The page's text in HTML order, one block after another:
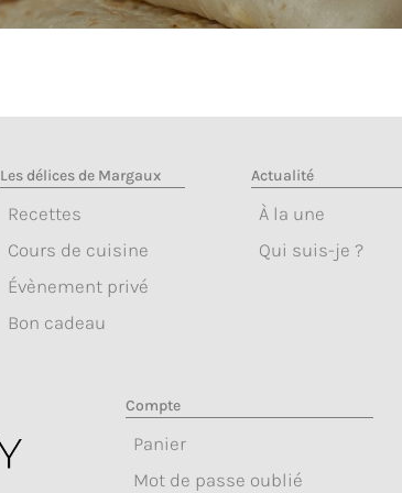
Les délices de Margaux
Recettes
Cours de cuisine
Évènement privé
Bon cadeau
Actualité
À la une
Qui suis-je ?
Compte
Panier
Mot de passe oublié